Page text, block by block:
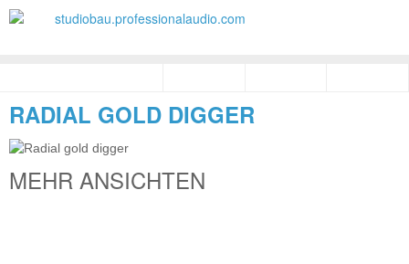
RADIAL GOLD DIGGER
MEHR ANSICHTEN